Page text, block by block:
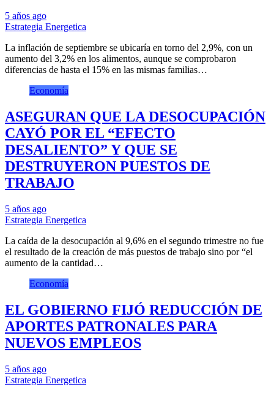
5 años ago
Estrategia Energetica
La inflación de septiembre se ubicaría en torno del 2,9%, con un
aumento del 3,2% en los alimentos, aunque se comprobaron
diferencias de hasta el 15% en las mismas familias…
Economía
ASEGURAN QUE LA DESOCUPACIÓN
CAYÓ POR EL “EFECTO
DESALIENTO” Y QUE SE
DESTRUYERON PUESTOS DE
TRABAJO
5 años ago
Estrategia Energetica
La caída de la desocupación al 9,6% en el segundo trimestre no fue
el resultado de la creación de más puestos de trabajo sino por “el
aumento de la cantidad…
Economía
EL GOBIERNO FIJÓ REDUCCIÓN DE
APORTES PATRONALES PARA
NUEVOS EMPLEOS
5 años ago
Estrategia Energetica